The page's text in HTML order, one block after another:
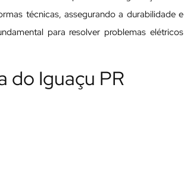
técnicas, assegurando a durabilidade e
para resolver problemas elétricos
do Iguaçu PR